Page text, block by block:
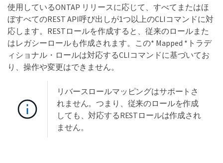
使用しているONTAP リリースに応じて、すべてまたはほ
ぼすべてのREST API呼び出しが1つ以上のCLIコマンドに対
応します。RESTロールを作成すると、従来のロールまた
はレガシーロールも作成されます。この* Mapped *トラデ
ィショナル・ロールは対応するCLIコマンドに基づいてお
り、操作や変更はできません。
リバースロールマッピングはサポートさ
れません。つまり、従来のロールを作成
しても、対応するRESTロールは作成され
ません。